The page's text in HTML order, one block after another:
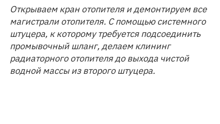
Открываем кран отопителя и демонтируем все
магистрали отопителя. С помощью системного
штуцера, к которому требуется подсоединить
промывочный шланг, делаем клининг
радиаторного отопителя до выхода чистой
водной массы из второго штуцера.